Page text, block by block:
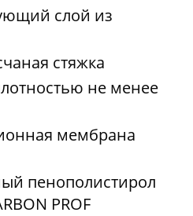
слой из
стяжка
не менее
мембрана
пенополистирол
PROF